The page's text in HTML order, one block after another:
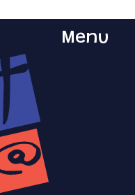
Menu